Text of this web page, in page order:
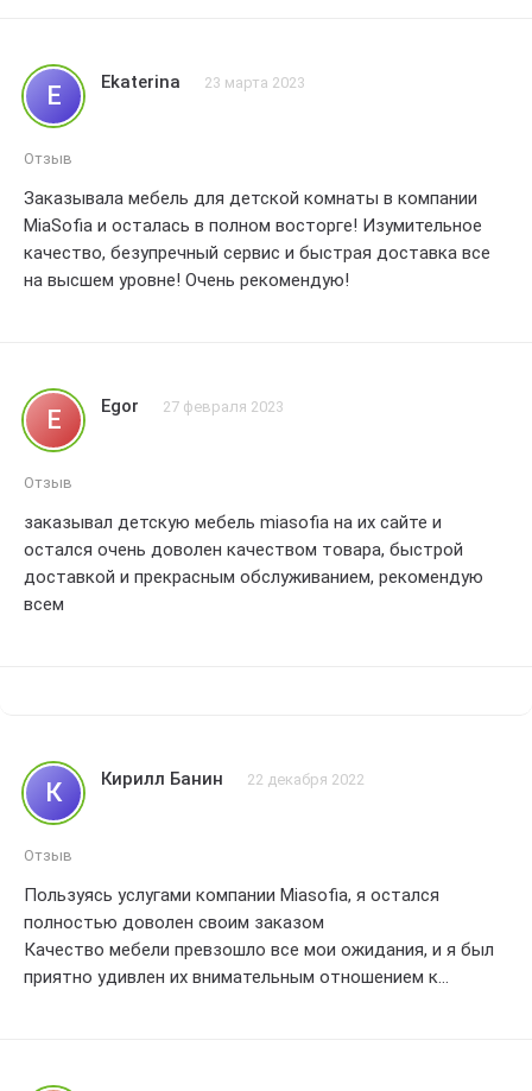
E Ekaterina 23 марта 2023
Отзыв
Заказывала мебель для детской комнаты в компании
MiaSofia и осталась в полном восторге! Изумительное
качество, безупречный сервис и быстрая доставка все
на высшем уровне! Очень рекомендую!
E Egor 27 февраля 2023
Отзыв
заказывал детскую мебель miasofia на их сайте и
остался очень доволен качеством товара, быстрой
доставкой и прекрасным обслуживанием, рекомендую
всем
К Кирилл Банин 22 декабря 2022
Отзыв
Пользуясь услугами компании Miasofia, я остался
полностью доволен своим заказом
Качество мебели превзошло все мои ожидания, и я был
приятно удивлен их внимательным отношением к
Я непременно рекомендую Miasofia всем родителям,